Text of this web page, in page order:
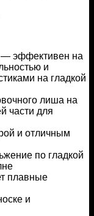
— эффективен на
и
на гладкой
лиша на
части для
и отличным
по гладкой
плавные
и